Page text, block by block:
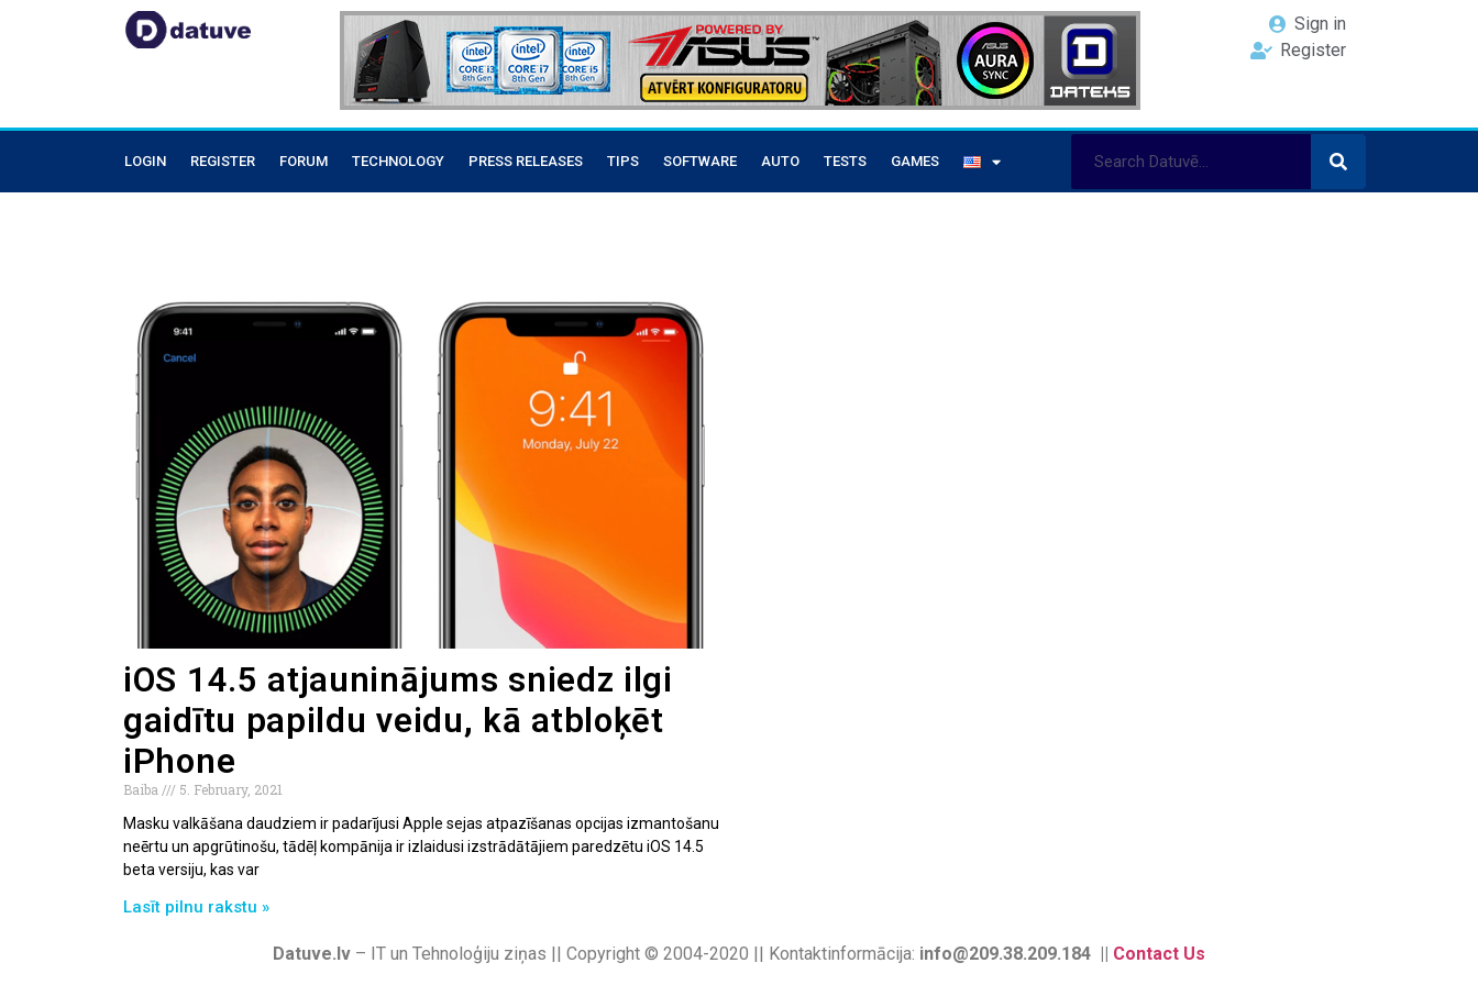
Sign in
Register
LOGIN REGISTER FORUM TECHNOLOGY PRESS RELEASES TIPS SOFTWARE AUTO TESTS GAMES
iOS 14.5 atjauninājums sniedz ilgi
gaidītu papildu veidu, kā atbloķēt
iPhone
Baiba
5. February, 2021
Masku valkāšana daudziem ir padarījusi Apple sejas atpazīšanas opcijas izmantošanu
neērtu un apgrūtinošu, tādēļ kompānija ir izlaidusi izstrādātājiem paredzētu iOS 14.5
beta versiju, kas var
Lasīt pilnu rakstu »
Datuve.lv – IT un Tehnoloģiju ziņas || Copyright © 2004-2020 || Kontaktinformācija: info@209.38.209.184 || Contact Us